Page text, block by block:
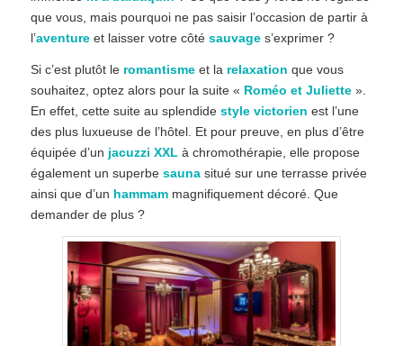
que vous, mais pourquoi ne pas saisir l’occasion de partir à
l’aventureet laisser votre côté sauvages’exprimer ?
Si c’est plutôt le romantismeet la relaxation que vous
souhaitez, optez alors pour la suite « Roméo et Juliette ».
En effet, cette suite au splendide style victorien est l’une
des plus luxueuse de l’hôtel. Et pour preuve, en plus d’être
équipée d’un jacuzzi XXL à chromothérapie, elle propose
également un superbe saunasitué sur une terrasse privée
ainsi que d’un hammammagnifiquement décoré. Que
demander de plus ?